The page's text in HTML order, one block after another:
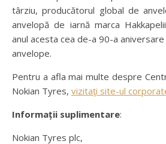
târziu, producătorul global de
anvelopă de iarnă marca
anul acesta cea de-a 90-a
anvelope.
Pentru a afla mai multe despre
Nokian Tyres, vizitaţi site-ul
Informații suplimentare:
Nokian Tyres plc,